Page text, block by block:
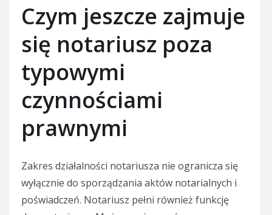
Czym jeszcze zajmuje
się notariusz poza
typowymi
czynnościami
prawnymi
Zakres działalności notariusza nie ogranicza się
wyłącznie do sporządzania aktów notarialnych i
poświadczeń. Notariusz pełni również funkcję